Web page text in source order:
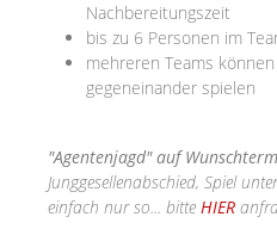
Nachbereitungszeit
bis zu 6 Personen im
mehreren Teams
gegeneinander spielen
"Agentenjagd" auf
Junggesellenabschied, Spiel
einfach nur so... bitte HIER